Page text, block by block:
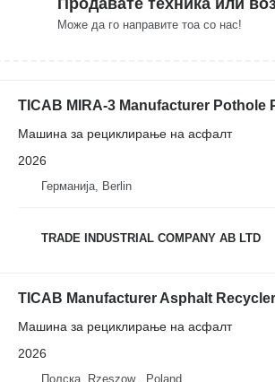
Може да го направите тоа со нас!
TICAB MIRA-3 Manufacturer Pothole
Машина за рециклирање на асфалт
2026
Германија, Berlin
TRADE INDUSTRIAL COMPANY AB LTD
TICAB Manufacturer Asphalt
Машина за рециклирање на асфалт
2026
Полска, Rzeszow , Poland